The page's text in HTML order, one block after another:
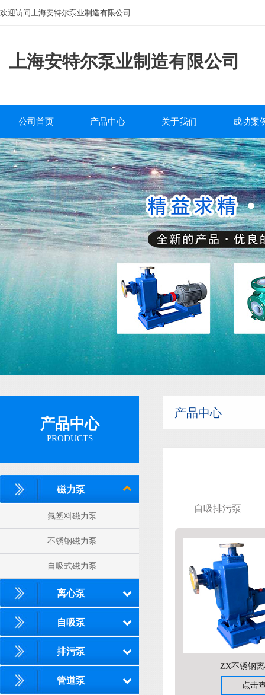
欢迎访问上海安特尔泵业制造有限公司
上海安特尔泵业制造有限公司
公司首页 产品中心
磁力泵
离心泵
自吸泵
排污泵
管道泵
关于我们
公司简介
企业文化
服务中心
研发团队
成功案
工程案
产品中心
PRODUCTS
磁力泵
氟塑料磁力泵
不锈钢磁力泵
自吸式磁力泵
离心泵
自吸泵
排污泵
管道泵
产品中心
自吸排污泵
ZX不锈钢
点击